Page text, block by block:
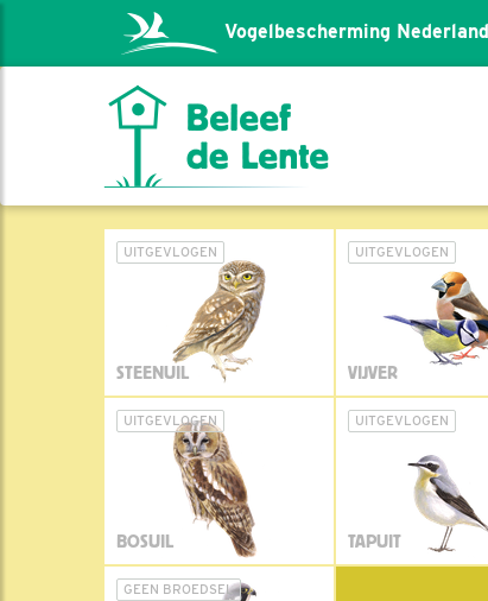
Vogelbescherming Nederland
UITGEVLOGEN
STEENUIL
UITGEVLOGEN
VIJVER
UITGEVLOGEN
BOSUIL
UITGEVLOGEN
TAPUIT
GEEN BROEDSEL